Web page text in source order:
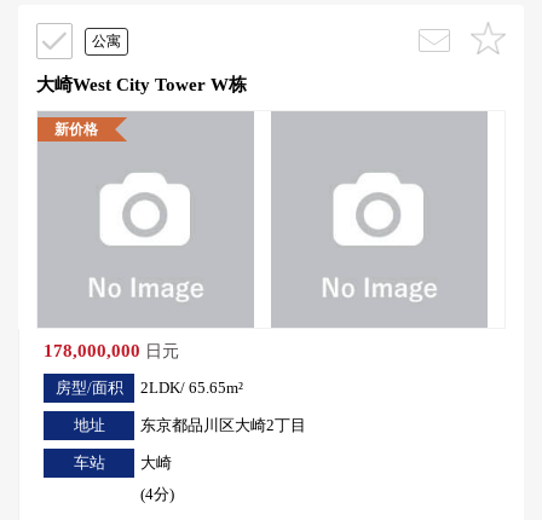
公寓
大崎West City Tower W栋
新价格
178,000,000 日元
房型/面积
2LDK/ 65.65m²
地址 东京都品川区大崎2丁目
车站
大崎
(4分)